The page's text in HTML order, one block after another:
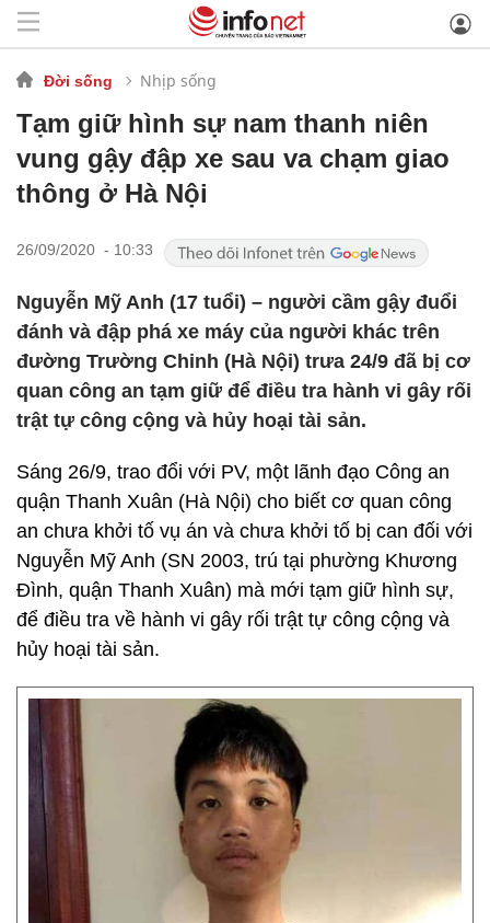
Đời sống Nhịp sống
Tạm giữ hình sự nam thanh niên
vung gậy đập xe sau va chạm giao
thông ở Hà Nội
26/09/2020 - 10:33
Nguyễn Mỹ Anh (17 tuổi) – người cầm gậy đuổi
đánh và đập phá xe máy của người khác trên
đường Trường Chinh (Hà Nội) trưa 24/9 đã bị cơ
quan công an tạm giữ để điều tra hành vi gây rối
trật tự công cộng và hủy hoại tài sản.
Sáng 26/9, trao đổi với PV, một lãnh đạo Công an
quận Thanh Xuân (Hà Nội) cho biết cơ quan công
an chưa khởi tố vụ án và chưa khởi tố bị can đối với
Nguyễn Mỹ Anh (SN 2003, trú tại phường Khương
Đình, quận Thanh Xuân) mà mới tạm giữ hình sự,
để điều tra về hành vi gây rối trật tự công cộng và
hủy hoại tài sản.